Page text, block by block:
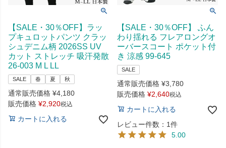
【SALE・30％OFF】ラッ
プキュロットパンツ クラッ
シュデニム柄 2026SS UV
カット ストレッチ 吸汗発散
26-003 M L LL
SALE 春 夏 秋
通常販売価格 ¥4,180
販売価格 ¥2,920税込
カートに入れる
【SALE・30％OFF】 ふん
わり揺れる フレアロングオ
ーバースコート ポケット付
き 涼感 99-645
SALE
通常販売価格 ¥3,780
販売価格 ¥2,640税込
カートに入れる
レビュー件数：1件
5.00